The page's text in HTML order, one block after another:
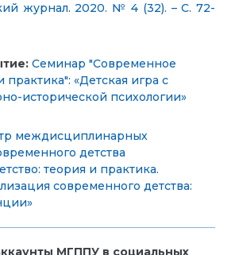
журнал. 2020. № 4 (32). – С. 72-
Семинар "Современное
практика": «Детская игра с
исторической психологии»
междисциплинарных
детства
теория и практика.
современного детства:
МГППУ в социальных